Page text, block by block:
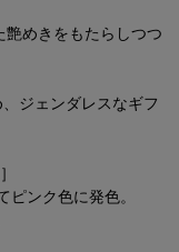
艶めきをもたらしつつ
ジェンダレスなギフ
ンク色に発色。